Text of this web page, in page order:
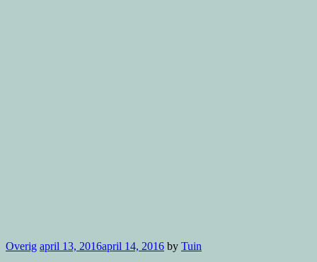
Overig april 13, 2016april 14, 2016 by Tuin